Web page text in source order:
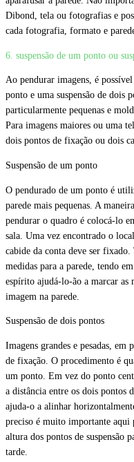
Dibond, tela ou fotografias e
cada fotografia, formato e
6. suspensão de um ponto ou
Ao pendurar imagens, é
ponto e uma suspensão de dois
particularmente pequenas e
Para imagens maiores ou uma
dois pontos de fixação ou dois
Suspensão de um ponto
O pendurado de um ponto é
parede mais pequenas. A
pendurar o quadro é colocá-lo
sala. Uma vez encontrado o
cabide da conta deve ser
medidas para a parede, tendo
espírito ajudá-lo-ão a marcar as
imagem na parede.
Suspensão de dois pontos
Imagens grandes e pesadas, em
de fixação. O procedimento é
um ponto. Em vez do ponto
a distância entre os dois pontos
ajuda-o a alinhar
preciso é muito importante aqui
altura dos pontos de suspensão
tarde.